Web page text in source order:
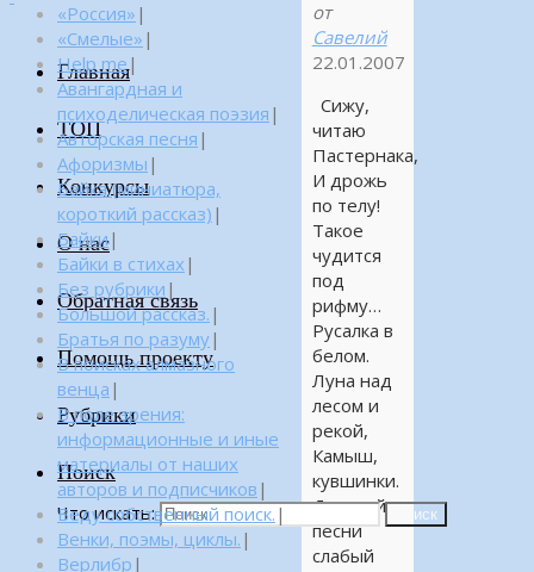
Главная
ТОП
Конкурсы
О нас
Обратная связь
Помощь проекту
Рубрики
Поиск
Что искать: Поиск
от
Савелий
22.01.2007
Сижу,
читаю
Пастернака,
И дрожь
по телу!
Такое
чудится
под
рифму…
Русалка в
белом.
Луна над
лесом и
рекой,
Камыш,
кувшинки.
Далекой
песни
слабый
«Россия» |
«Смелые» |
Help me|
Авангардная и
психоделическая поэзия |
Авторская песня |
Афоризмы |
Байка (миниатюра,
короткий рассказ) |
Байки|
Байки в стихах |
Без рубрики |
Большой рассказ. |
Братья по разуму|
В поисках алмазного
венца |
В поле зрения:
информационные и иные
материалы от наших
авторов и подписчиков |
Веду собственный поиск. |
Венки, поэмы, циклы. |
Верлибр |